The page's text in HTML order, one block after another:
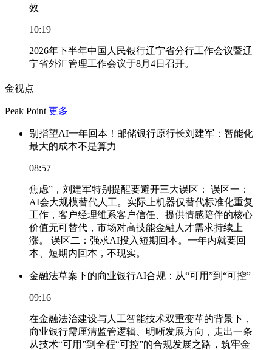
效
10:19
2026年下半年中国人民银行辽宁省分行工作会议暨辽
宁省外汇管理工作会议于8月4日召开。
金视点
Peak Point 更多
别指望AI一年回本！邮储银行原行长刘建军：智能化
最大的成本不是算力
08:57
焦虑”，刘建军特别提醒要避开三大误区： 误区一：
AI会大规模替代人工。实际上机器仅替代标准化重复
工作，客户经理维系客户信任、提供情感陪伴的核心
价值无可替代，市场对高技能金融人才需求持续上
涨。 误区二：强求AI投入短期回本。一年内就要回
本、短期内回本，不现实。
金融法草案下的商业银行AI合规：从“可用”到“可控”
09:16
在金融法治建设与人工智能技术双重变革的背景下，
商业银行需厘清监管逻辑、明晰发展方向，走出一条
从技术“可用”到全程“可控”的合规发展之路，筑牢金